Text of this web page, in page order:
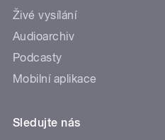
Živé vysílání
Audioarchiv
Podcasty
Mobilní aplikace
Sledujte nás